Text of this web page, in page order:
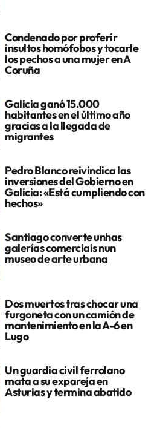
Condenado por proferir
insultos homófobos y tocarle
los pechos a una mujer en A
Coruña
Galicia ganó 15.000
habitantes en el último año
gracias a la llegada de
migrantes
Pedro Blanco reivindica las
inversiones del Gobierno en
Galicia: «Está cumpliendo con
hechos»
Santiago converte unhas
galerías comerciais nun
museo de arte urbana
Dos muertos tras chocar una
furgoneta con un camión de
mantenimiento en la A-6 en
Lugo
Un guardia civil ferrolano
mata a su expareja en
Asturias y termina abatido